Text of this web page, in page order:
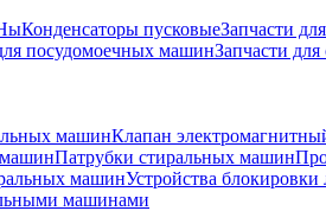
Конденсаторы пусковыеЗапчасти
посудомоечных машинЗапчасти для
машинКлапан
Патрубки стиральных машин
машинУстройства
машинами